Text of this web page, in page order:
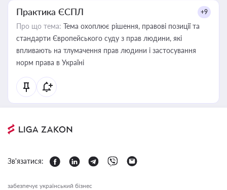
Практика ЄСПЛ +9
Про що тема: Тема охоплює рішення, правові позиції та
стандарти Європейського суду з прав людини, які
впливають на тлумачення прав людини і застосування
норм права в Україні
Зв'язатися:
забезпечує український бізнес